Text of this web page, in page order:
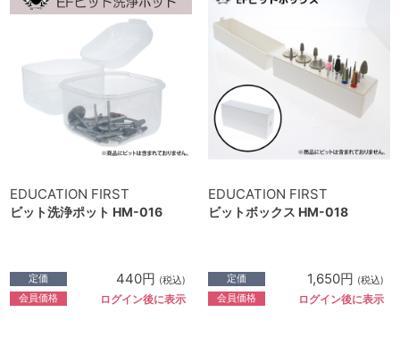
EDUCATION FIRST
ビット洗浄ポット HM-016
定価 440円 (税込)
会員価格 ログイン後に表示
EDUCATION FIRST
ビットボックス HM-018
定価 1,650円 (税込)
会員価格 ログイン後に表示